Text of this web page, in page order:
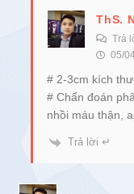
ThS.
Trả
05/
# 2-3cm kích
# Chẩn đoán
nhồi máu thận,
Trả lời ↵